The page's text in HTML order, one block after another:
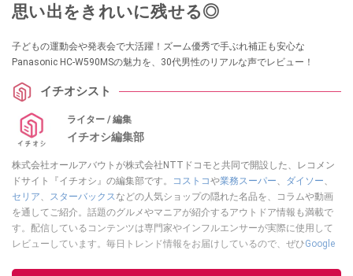
思い出をきれいに残せる◎
子どもの運動会や発表会で大活躍！ズーム優秀で手ぶれ補正も安心な
Panasonic HC-W590MSの魅力を、30代男性のリアルな声でレビュー！
イチオシスト
ライター / 編集
イチオシ編集部
株式会社オールアバウトが株式会社NTTドコモと共同で開設した、レコメン
ドサイト『イチオシ』の編集部です。
コストコや業務スーパー、 ダイソー、
セリア、 スターバックスなどの人気ショップの隠れた名品を、コラムや動画
を通してご紹介。話題のグルメやマニアが紹介するアウトドア情報も満載で
す。配信しているコンテンツは専門家やインフルエンサーが実際に使用して
レビューしています。毎日トレンド情報をお届けしているので、ぜひGoogle